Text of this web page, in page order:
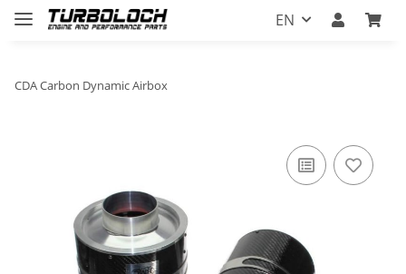
EN
CDA Carbon Dynamic Airbox